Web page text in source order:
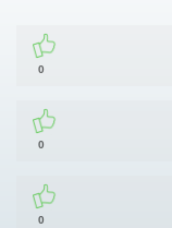
0
0
0